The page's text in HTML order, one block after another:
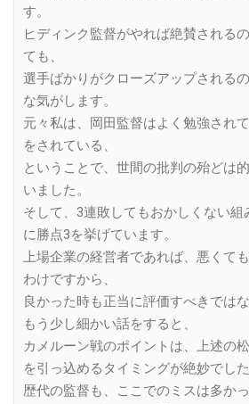
す。
ヒディンク監督がやれば絶賛される
ても、
選手ばかりがクローズアップされる
な気がします。
元々私は、岡田監督はよく勉強され
をされている、
ということで、世間の批判の殆どは
いました。
そして、3連敗してもおかしくない
に勝点3を挙げています。
上場企業の経営者であれば、悪くて
わけですから、
良かった時も正当に評価すべきでは
もう少し細かい話をすると、
カメルーン戦のポイントは、上述の
を引っ込めるタイミングが絶妙でした
歴代の監督も、ここでのミスは多か